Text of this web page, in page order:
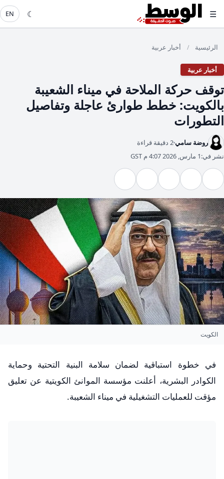
☰
☾
EN
الرئيسية / أخبار عربية
أخبار عربية
​توقف حركة الملاحة في ميناء الشعيبة
بالكويت: خطط طوارئ عاجلة وتفاصيل
التطورات
روضة سامي2 دقيقة قراءة
نشر في:1 مارس, 2026 4:07 م GST
الكويت
في خطوة استباقية لضمان سلامة البنية التحتية وحماية
الكوادر البشرية، أعلنت مؤسسة الموانئ الكويتية عن تعليق
مؤقت للعمليات التشغيلية في ميناء الشعيبة.